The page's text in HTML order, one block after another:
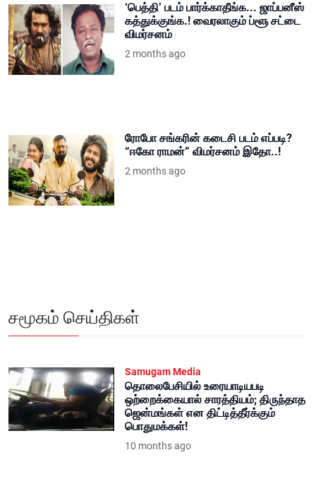
‘பெத்தி’ படம் பார்க்காதீங்க... ஜாப்பனீஸ்
கத்துக்குங்க.! வைரலாகும் ப்ளூ சட்டை
விமர்சனம்
2 months ago
ரோபோ சங்கரின் கடைசி படம் எப்படி?
“ஈகோ ராமன்” விமர்சனம் இதோ..!
2 months ago
சமூகம் செய்திகள்
Samugam Media
தொலைபேசியில் உரையாடியபடி
ஒற்றைக்கையால் சாரத்தியம்; திருந்தாத
ஜென்மங்கள் என திட்டித்தீர்க்கும்
பொதுமக்கள்!
10 months ago